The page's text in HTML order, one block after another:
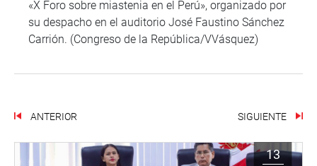
«X Foro sobre miastenia en el Perú», organizado por
su despacho en el auditorio José Faustino Sánchez
Carrión. (Congreso de la República/VVásquez)
ANTERIOR SIGUIENTE
13